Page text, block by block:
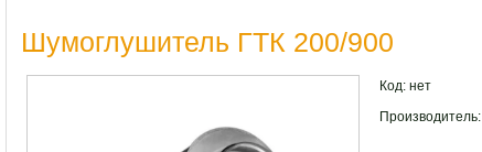
Шумоглушитель ГТК 200/900
Код: нет
Производитель: